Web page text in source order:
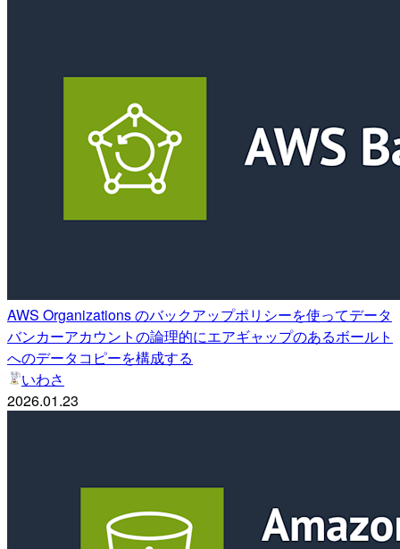
AWS Organizations のバックアップポリシーを使ってデータ
バンカーアカウントの論理的にエアギャップのあるボールト
へのデータコピーを構成する
いわさ
2026.01.23